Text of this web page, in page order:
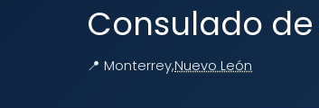
Consulado
📍 Monterrey,Nuevo León